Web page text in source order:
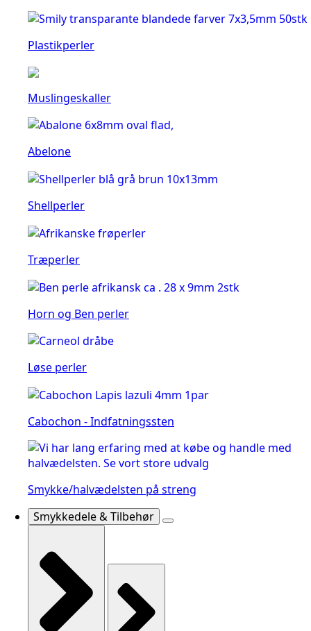
Plastikperler
Muslingeskaller
Abelone
Shellperler
Træperler
Horn og Ben perler
Løse perler
Cabochon - Indfatningssten
Smykke/halvædelsten på streng
Smykkedele & Tilbehør